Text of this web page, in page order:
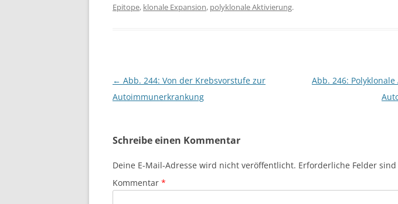
Epitope, klonale Expansion, polyklonale Aktivierung.
Beitragsnavigation
← Abb. 244: Von der Krebsvorstufe zur
Autoimmunerkrankung
Abb. 246:
Schreibe einen Kommentar
Deine E-Mail-Adresse wird nicht veröffentlicht. Erforderliche Felder
Kommentar *